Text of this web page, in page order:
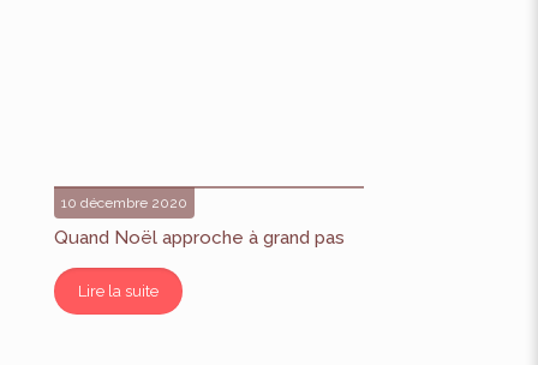
10 décembre 2020
Quand Noël approche à grand pas
Lire la suite